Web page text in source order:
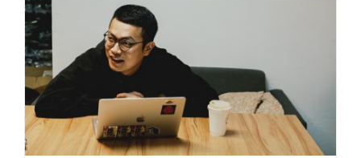
全文 "【吹專訪X可樂娜X浪人祭】聽團仔都不喝
酒了！？聽聽看他們怎麼說⋯⋯"